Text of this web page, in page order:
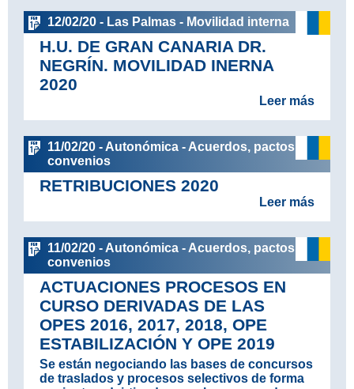
12/02/20 - Las Palmas - Movilidad interna
H.U. DE GRAN CANARIA DR.
NEGRÍN. MOVILIDAD INERNA
2020
Leer más
11/02/20 - Autonómica - Acuerdos, pactos y
convenios
RETRIBUCIONES 2020
Leer más
11/02/20 - Autonómica - Acuerdos, pactos y
convenios
ACTUACIONES PROCESOS EN
CURSO DERIVADAS DE LAS
OPES 2016, 2017, 2018, OPE
ESTABILIZACIÓN Y OPE 2019
Se están negociando las bases de concursos
de traslados y procesos selectivos de forma